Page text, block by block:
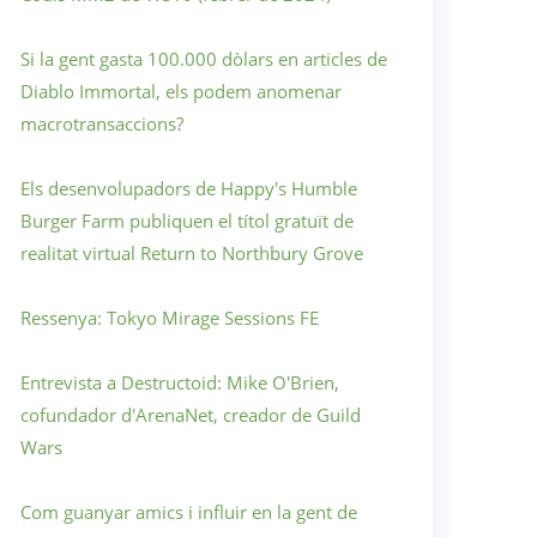
Si la gent gasta 100.000 dòlars en articles de
Diablo Immortal, els podem anomenar
macrotransaccions?
Els desenvolupadors de Happy's Humble
Burger Farm publiquen el títol gratuït de
realitat virtual Return to Northbury Grove
Ressenya: Tokyo Mirage Sessions FE
Entrevista a Destructoid: Mike O'Brien,
cofundador d'ArenaNet, creador de Guild
Wars
Com guanyar amics i influir en la gent de